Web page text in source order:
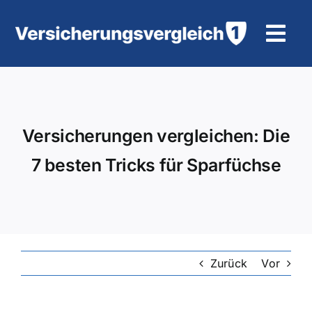
Inhalt
Motorradversicherung
Versicherungen vergleichen: Die
7 besten Tricks für Sparfüchse
Zurück Vor